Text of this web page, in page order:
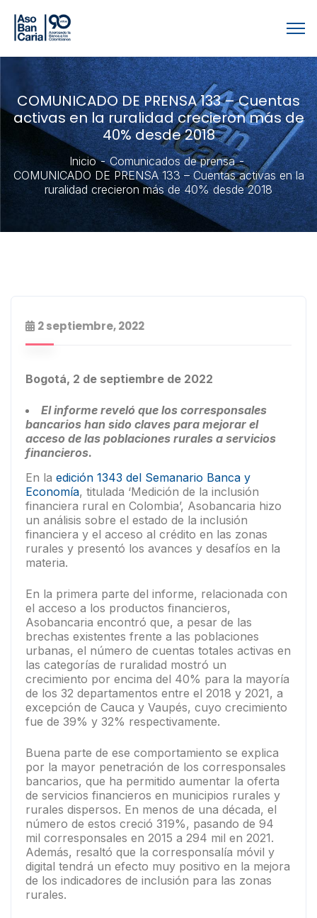
COMUNICADO DE PRENSA 133 – Cuentas
activas en la ruralidad crecieron más de
40% desde 2018
Inicio
Comunicados de prensa
COMUNICADO DE PRENSA 133 – Cuentas activas en la
ruralidad crecieron más de 40% desde 2018
2 septiembre, 2022
Bogotá, 2 de septiembre de 2022
El informe reveló que los corresponsales
bancarios han sido claves para mejorar el
acceso de las poblaciones rurales a servicios
financieros.
En la edición 1343 del Semanario Banca y
Economía, titulada ‘Medición de la inclusión
financiera rural en Colombia’, Asobancaria hizo
un análisis sobre el estado de la inclusión
financiera y el acceso al crédito en las zonas
rurales y presentó los avances y desafíos en la
materia.
En la primera parte del informe, relacionada con
el acceso a los productos financieros,
Asobancaria encontró que, a pesar de las
brechas existentes frente a las poblaciones
urbanas, el número de cuentas totales activas en
las categorías de ruralidad mostró un
crecimiento por encima del 40% para la mayoría
de los 32 departamentos entre el 2018 y 2021, a
excepción de Cauca y Vaupés, cuyo crecimiento
fue de 39% y 32% respectivamente.
Buena parte de ese comportamiento se explica
por la mayor penetración de los corresponsales
bancarios, que ha permitido aumentar la oferta
de servicios financieros en municipios rurales y
rurales dispersos. En menos de una década, el
número de estos creció 319%, pasando de 94
mil corresponsales en 2015 a 294 mil en 2021.
Además, resaltó que la corresponsalía móvil y
digital tendrá un efecto muy positivo en la mejora
de los indicadores de inclusión para las zonas
rurales.